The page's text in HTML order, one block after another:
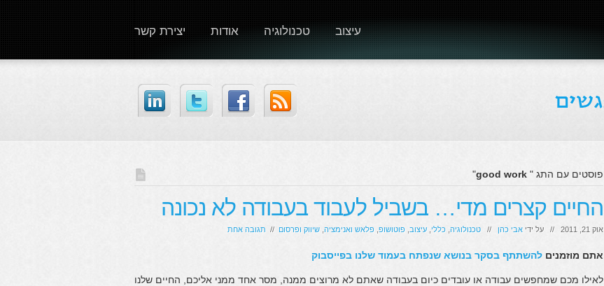
יצירת קשר אודות טכנולוגיה עיצוב
פוסטים עם התג " "
החיים קצרים מדי… בשביל לעבוד בעבודה לא נכונה
אוק 21, 2011 // על ידי אבי כהן // טכנולוגיה כללי עיצוב פוטושופ פלאש ואנימציה שיווק ופרסום // תגובה אחת
אתם מוזמנים להשתתף בסקר בנושא שנפתח בעמוד שלנו בפייסבוק
לאילו מכם שמחפשים עבודה או עובדים כיום בעבודה שאתם לא מרוצים ממנה, מסר אחד ממני אליכם, החיים שלנו